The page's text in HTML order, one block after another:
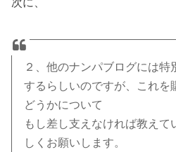
２、他のナンパブログには特
するらしいのですが、これを
どうかについて
もし差し支えなければ教えて
しくお願いします。